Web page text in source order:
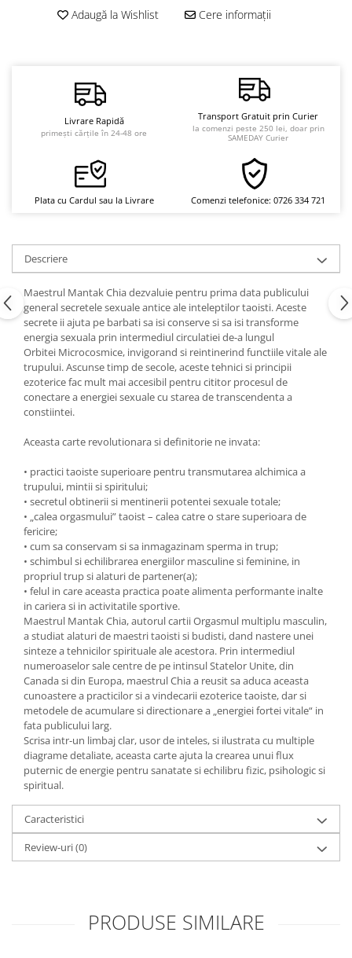
Seria Masaru Emoto
Vindecare spirituală
Viaţa de după moarte
Cristale
Oracol
Fără categorie
Cunoaștere
Adaugă la Wishlist Cere informații
Livrare Rapidă
primești cărțile în 24-48 ore
Transport Gratuit prin Curier
la comenzi peste 250 lei, doar prin
SAMEDAY Curier
Plata cu Cardul sau la Livrare Comenzi telefonice: 0726 334 721
Descriere
Maestrul Mantak Chia dezvaluie pentru prima data publicului
general secretele sexuale antice ale inteleptilor taoisti. Aceste
secrete ii ajuta pe barbati sa isi conserve si sa isi transforme
energia sexuala prin intermediul circulatiei de-a lungul
Orbitei Microcosmice, invigorand si reintinerind functiile vitale ale
trupului. Ascunse timp de secole, aceste tehnici si principii
ezoterice fac mult mai accesibil pentru cititor procesul de
conectare a energiei sexuale cu starea de transcendenta a
constiintei.
Aceasta carte revolutionara si definitorie ne invata:
• practici taoiste superioare pentru transmutarea alchimica a
trupului, mintii si spiritului;
• secretul obtinerii si mentinerii potentei sexuale totale;
• „calea orgasmului” taoist – calea catre o stare superioara de
fericire;
• cum sa conservam si sa inmagazinam sperma in trup;
• schimbul si echilibrarea energiilor masculine si feminine, in
propriul trup si alaturi de partener(a);
• felul in care aceasta practica poate alimenta performante inalte
in cariera si in activitatile sportive.
Maestrul Mantak Chia, autorul cartii Orgasmul multiplu masculin,
a studiat alaturi de maestri taoisti si budisti, dand nastere unei
sinteze a tehnicilor spirituale ale acestora. Prin intermediul
numeroaselor sale centre de pe intinsul Statelor Unite, din
Canada si din Europa, maestrul Chia a reusit sa aduca aceasta
cunoastere a practicilor si a vindecarii ezoterice taoiste, dar si
metodele de acumulare si directio­nare a „energiei fortei vitale“ in
fata publicului larg.
Scrisa intr-un limbaj clar, usor de inteles, si ilustrata cu multiple
diagrame detaliate, aceasta carte ajuta la crearea unui flux
puternic de energie pentru sanatate si echilibru fizic, psihologic si
spiritual.
Caracteristici
Review-uri(0)
PRODUSE SIMILARE